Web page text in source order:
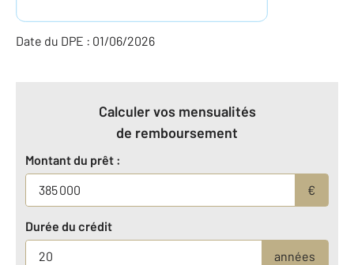
Date du DPE : 01/06/2026
Calculer vos mensualités
de remboursement
Montant du prêt :
€
Durée du crédit
années